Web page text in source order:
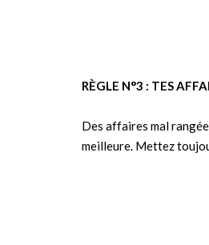
RÈGLE N°3 : TES
Des affaires mal
meilleure. Mettez